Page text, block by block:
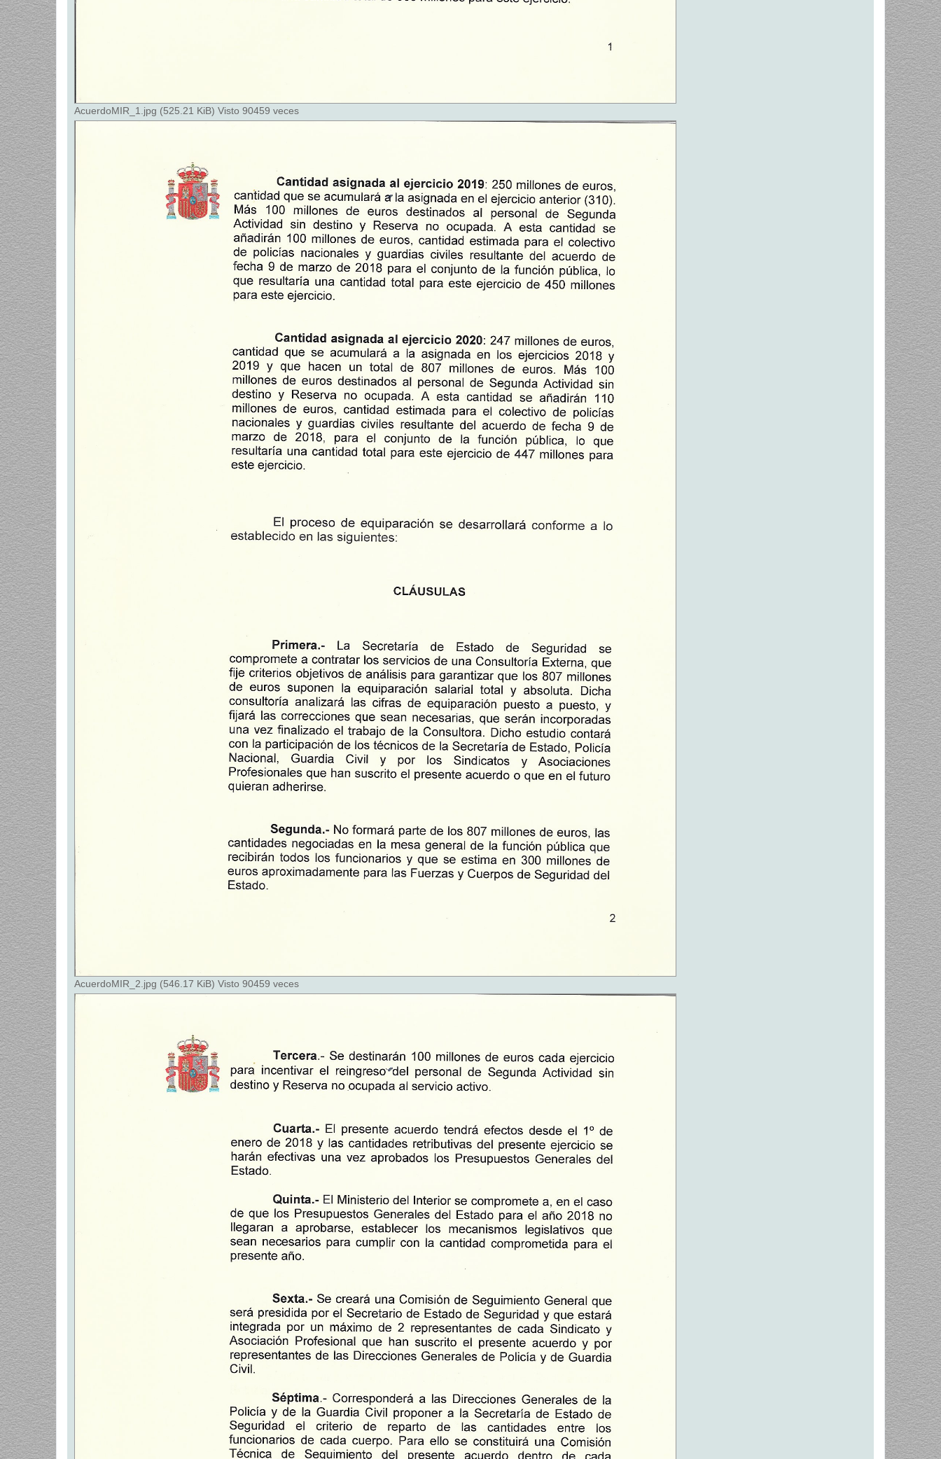
AcuerdoMIR_1.jpg (525.21 KiB) Visto 90459 veces
AcuerdoMIR_2.jpg (546.17 KiB) Visto 90459 veces